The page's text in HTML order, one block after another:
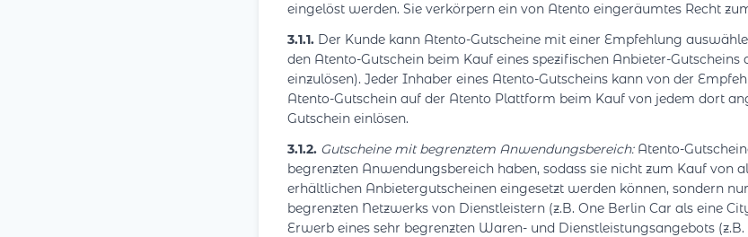
eingelöst werden. Sie verkörpern ein von Atento eingeräumtes Recht
3.1.1. Der Kunde kann Atento-Gutscheine mit einer Empfehlung
den Atento-Gutschein beim Kauf eines spezifischen Anbieter-
einzulösen). Jeder Inhaber eines Atento-Gutscheins kann von der
Atento-Gutschein auf der Atento Plattform beim Kauf von jedem dort
Gutschein einlösen.
3.1.2. Gutscheine mit begrenztem Anwendungsbereich:Atento-
begrenzten Anwendungsbereich haben, sodass sie nicht zum Kauf von
erhältlichen Anbietergutscheinen eingesetzt werden können, sondern
begrenzten Netzwerks von Dienstleistern (z.B. One Berlin Car als eine
Erwerb eines sehr begrenzten Waren- und Dienstleistungsangebots